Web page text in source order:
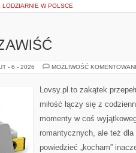
LODZIARNIE W POLSCE
- 6 - 2026 MOŻLIWOŚĆ
Lovsy.pl to zakątek
miłość łączy się z
momenty w coś
romantycznych, ale też
powiedzieć „kocham”